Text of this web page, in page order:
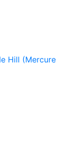
Hill (Mercure